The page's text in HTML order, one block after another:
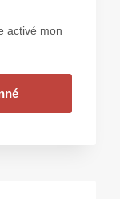
activé mon